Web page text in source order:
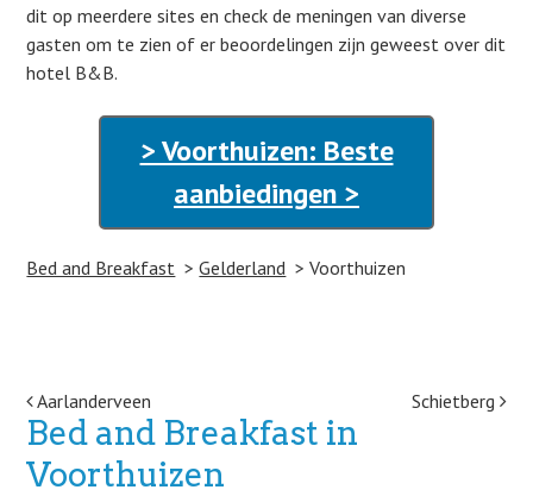
dit op meerdere sites en check de meningen van diverse
gasten om te zien of er beoordelingen zijn geweest over dit
hotel B&B.
> Voorthuizen: Beste
aanbiedingen >
Bed and Breakfast Gelderland Voorthuizen
Post navigation
Aarlanderveen Schietberg
Bed and Breakfast in
Voorthuizen